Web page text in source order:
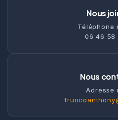
Nous
Téléphone
06 46 58
Nous
Adresse